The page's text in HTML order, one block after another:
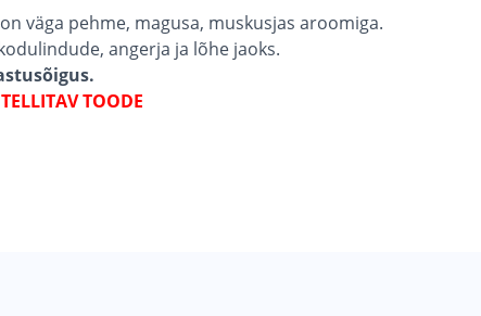
väga pehme, magusa, muskusjas aroomiga.
angerja ja lõhe jaoks.
TOODE